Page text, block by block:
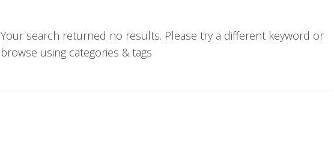
Your search returned no results. Please try a different keyword or
browse using categories & tags